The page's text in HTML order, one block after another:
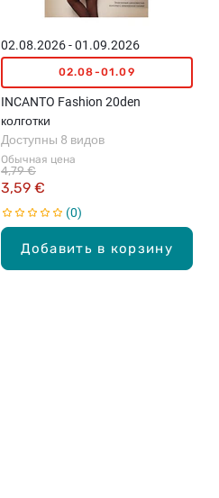
Добавить в корзину
02.08.2026 - 01.09.2026
02.08-01.09
INCANTO Fashion 20den
колготки
Обычная цена
3,59 €
4,79 €
Доступны 8 видов
0